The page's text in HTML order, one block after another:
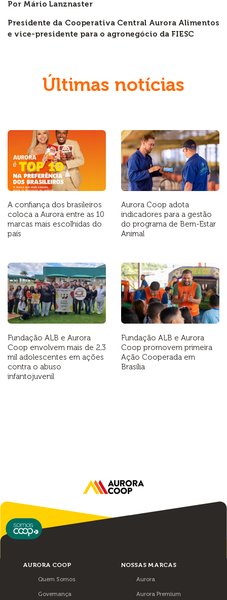
Por Mário Lanznaster
Presidente da Cooperativa Central Aurora Alimentos
e vice-presidente para o agronegócio da FIESC
Últimas notícias
A confiança dos brasileiros
coloca a Aurora entre as 10
marcas mais escolhidas do
país
Aurora Coop adota
indicadores para a gestão
do programa de Bem-Estar
Animal
Fundação ALB e Aurora
Coop envolvem mais de 2,3
mil adolescentes em ações
contra o abuso
infantojuvenil
Fundação ALB e Aurora
Coop promovem primeira
Ação Cooperada em
Brasília
AURORA COOP
Quem Somos
Governança
NOSSAS MARCAS
Aurora
Aurora Premium